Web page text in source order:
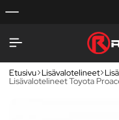
Etusivu Lisävalotelineet
Lisävalotelineet Toyota